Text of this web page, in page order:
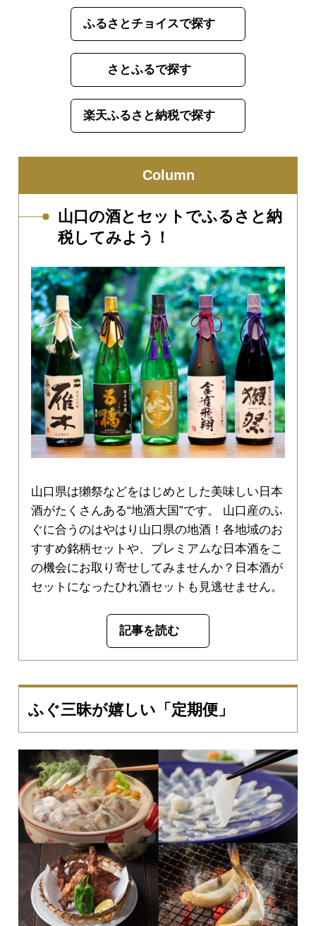
ふるさとチョイスで探す
さとふるで探す
楽天ふるさと納税で探す
Column
山口の酒とセットでふるさと納
税してみよう！
山口県は獺祭などをはじめとした美味しい日本
酒がたくさんある“地酒大国”です。 山口産のふ
ぐに合うのはやはり山口県の地酒！各地域のお
すすめ銘柄セットや、プレミアムな日本酒をこ
の機会にお取り寄せしてみませんか？日本酒が
セットになったひれ酒セットも見逃せません。
記事を読む
ふぐ三昧が嬉しい「定期便」